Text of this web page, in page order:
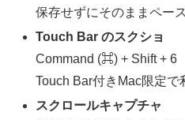
保存せずにそのままペー
Touch Bar のスクショ
Command (⌘) + Shift + 6
Touch Bar付きMac限定で
スクロールキャプチャ